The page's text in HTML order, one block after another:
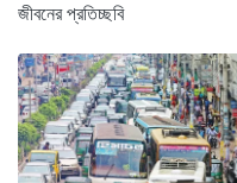
জীবনের প্রতিচ্ছবি